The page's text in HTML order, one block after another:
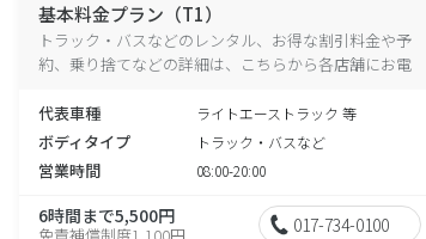
基本料金プラン（T1）
トラック・バスなどのレンタル、お得な割引料金や予
約、乗り捨てなどの詳細は、こちらから各店舗にお電
代表車種
ライトエーストラック 等
ボディタイプ トラック・バスなど
営業時間 08:00-20:00
6時間まで5,500円
免責補償制度1,100円 017-734-0100